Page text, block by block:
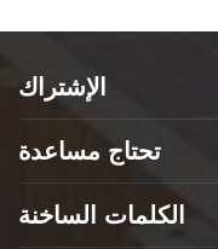
الإشتراك
تحتاج مساعدة
الكلمات الساخنة